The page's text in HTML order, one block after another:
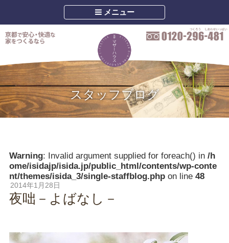
メニュー
スタッフブログ
Warning: Invalid argument supplied for foreach() in /h
ome/isidajp/isida.jp/public_html/contents/wp-conte
nt/themes/isida_3/single-staffblog.phpon line 48
2014年1月28日
夜咄－よばなし－